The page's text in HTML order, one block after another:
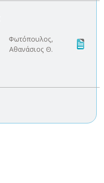
Φωτόπουλος,
Αθανάσιος Θ.